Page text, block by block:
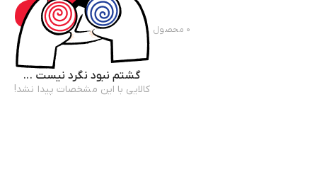
۰ محصول
گشتم نبود نگرد نیست ...
کالایی با این مشخصات پیدا نشد!